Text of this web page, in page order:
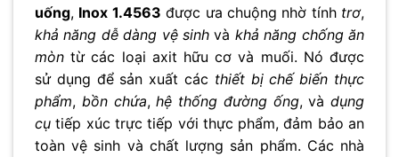
uống, Inox 1.4563 được ưa chuộng nhờ tính trơ,
khả năng dễ dàng vệ sinh và khả năng chống ăn
mòn từ các loại axit hữu cơ và muối. Nó được
sử dụng để sản xuất các thiết bị chế biến thực
phẩm, bồn chứa,hệ thống đường ống, và dụng
cụ tiếp xúc trực tiếp với thực phẩm, đảm bảo an
toàn vệ sinh và chất lượng sản phẩm. Các nhà